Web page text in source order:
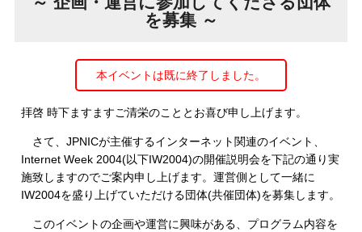
を募集 ～
本イベントは既に終了しました。
拝啓 時下ますますご清栄のこととお喜び申し上げます。
さて、JPNICが主催するインターネット関連のイベント、
Internet Week 2004(以下IW2004)の開催説明会を下記の通り実
施致しますのでご案内申し上げます。運営側として一緒に
IW2004を盛り上げていただける団体(共催団体)を募集します。
このイベントの企画や運営に興味がある、プログラム内容を